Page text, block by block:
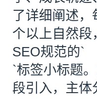
了详细阐述，
个以上自然段
SEO规范的`
`标签小标题
段引入，主体